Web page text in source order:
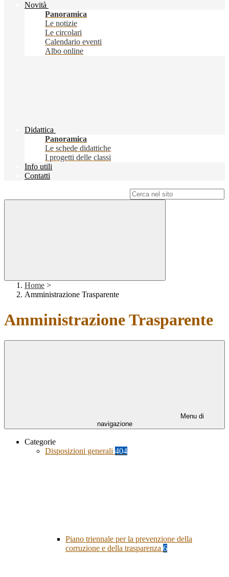
Novità
Panoramica
Le notizie
Le circolari
Calendario eventi
Albo online
Didattica
Panoramica
Le schede didattiche
I progetti delle classi
Info utili
Contatti
Home >
Amministrazione Trasparente
Amministrazione Trasparente
Menu di
navigazione
Categorie
Disposizioni generali 404
Piano triennale per la prevenzione della
corruzione e della trasparenza 6